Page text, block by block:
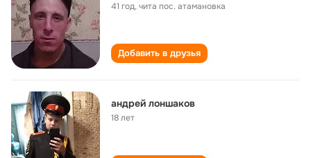
41 год,чита пос. атамановка
Добавить в друзья
андрей лоншаков
18 лет